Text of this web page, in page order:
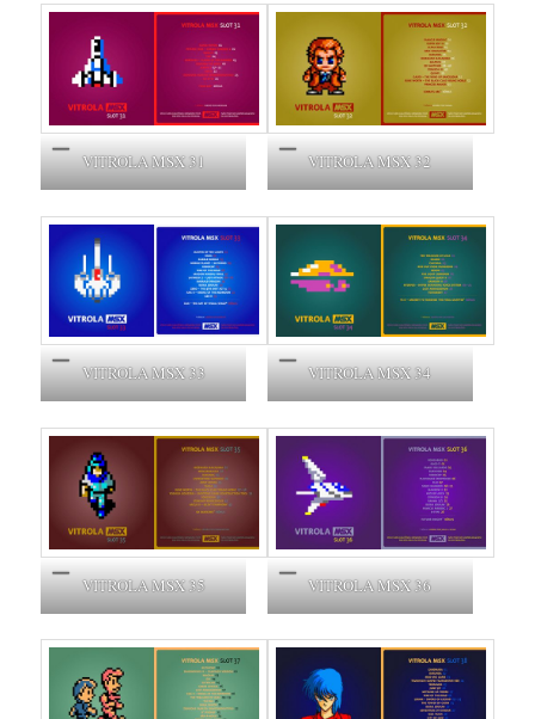
VITROLA MSX 31 VITROLA MSX 32
VITROLA MSX 33 VITROLA MSX 34
VITROLA MSX 35 VITROLA MSX 36